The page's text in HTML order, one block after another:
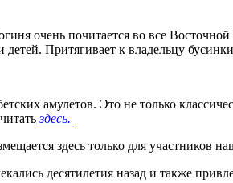
очень почитается во все
Притягивает к владельцу
амулетов. Это не только
здесь.
здесь только для участников
десятилетия назад и также